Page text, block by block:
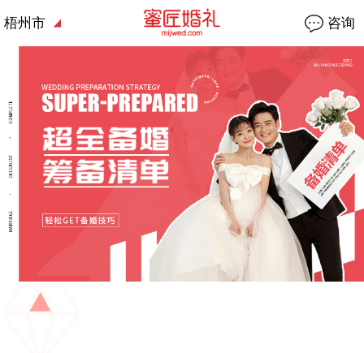
梧州市 咨询